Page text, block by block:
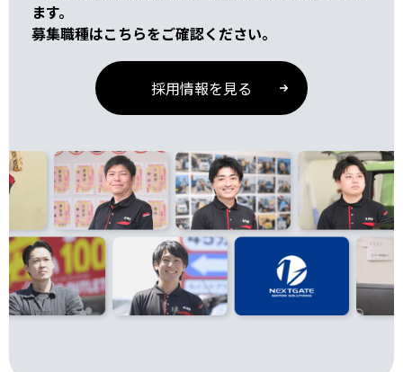
ます。
募集職種はこちらをご確認ください。
採用情報を見る